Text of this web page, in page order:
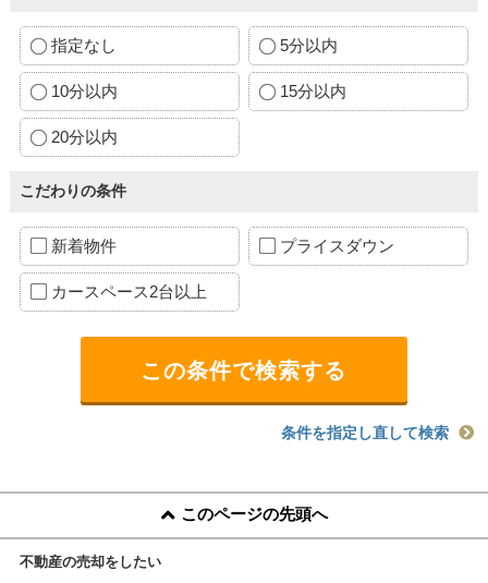
指定なし 5分以内
10分以内 15分以内
20分以内
こだわりの条件
新着物件 プライスダウン
カースペース2台以上
条件を指定し直して検索
このページの先頭へ
不動産の売却をしたい